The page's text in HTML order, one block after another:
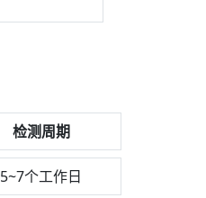
检测周期
5~7个工作日